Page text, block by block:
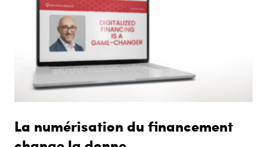
La numérisation du financement